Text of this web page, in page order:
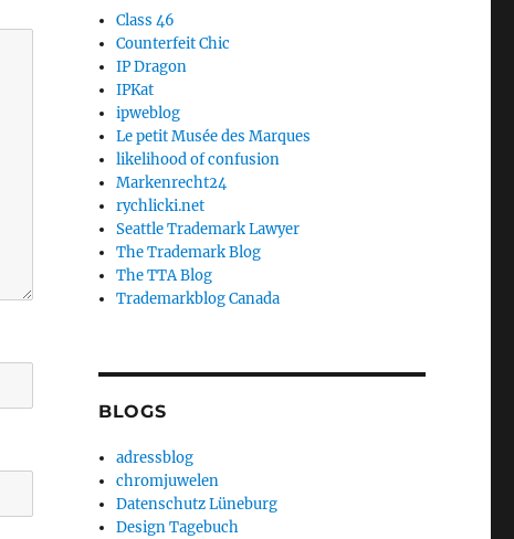
Class 46
Counterfeit Chic
IP Dragon
IPKat
ipweblog
Le petit Musée des Marques
likelihood of confusion
Markenrecht24
rychlicki.net
Seattle Trademark Lawyer
The Trademark Blog
The TTA Blog
Trademarkblog Canada
BLOGS
adressblog
chromjuwelen
Datenschutz Lüneburg
Design Tagebuch